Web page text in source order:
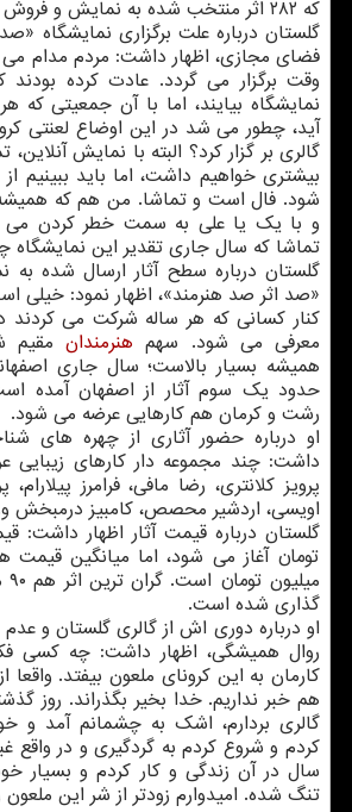
که ۲۸۲ اثر منتخب شده به نمایش و فروش گذاشته می شود.
گلستان درباره علت برگزاری نمایشگاه
فضای مجازی، اظهار داشت: مردم مدام
وقت برگزار می گردد. عادت کرده بودند
نمایشگاه بیایند، اما با آن جمعیتی که
آید، چطور می شد در این اوضاع لعنتی
گالری بر گزار کرد؟ البته با نمایش
بیشتری خواهیم داشت، اما باید ببینیم
شود. فال است و تماشا. من هم که
و با یک یا علی به سمت خطر کردن می
تماشا که سال جاری تقدیر این نمایشگاه
گلستان درباره سطح آثار ارسال شده به
«صد اثر صد هنرمند»، اظهار نمود: خیلی
کنار کسانی که هر ساله شرکت می کردند
معرفی می شود. سهم هنرمندان مقیم
همیشه بسیار بالاست؛ سال جاری
حدود یک سوم آثار از اصفهان آمده
رشت و کرمان هم کارهایی عرضه می شود.
او درباره حضور آثاری از چهره های
داشت: چند مجموعه دار کارهای زیبایی
پرویز کلانتری، رضا مافی، فرامرز پیلارام،
اویسی، اردشیر محصص، کامبیز درمبخش
تومان آغاز می شود، اما میانگین
گذاری شده است.
او درباره دوری اش از گالری گلستان و عدم
روال همیشگی، اظهار داشت: چه کسی
کارمان به این کرونای ملعون بیفتد. واقعا
هم خبر نداریم. خدا بخیر بگذراند. روز
گالری بردارم، اشک به چشمانم آمد و
سال در آن زندگی و کار کردم و بسیار
تنگ شده. امیدوارم زودتر از شر این